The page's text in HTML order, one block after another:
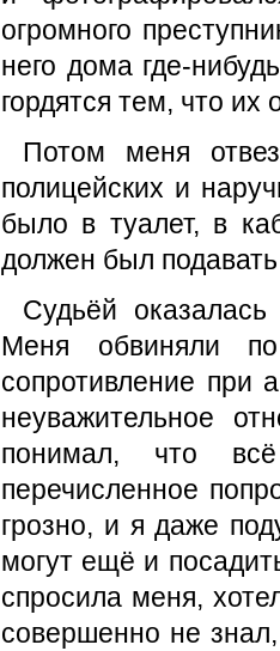
огромного
него дома где-
гордятся тем, что их
Потом меня
полицейских и
было в туалет, в
должен был
Судьёй
Меня обвиняли
сопротивление при
неуважительное
понимал, что
перечисленное
грозно, и я даже
могут ещё и
спросила меня,
совершенно не